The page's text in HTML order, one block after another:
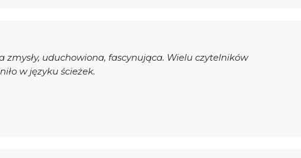
zmysły, uduchowiona, fascynująca. Wielu czytelników
w języku ścieżek.